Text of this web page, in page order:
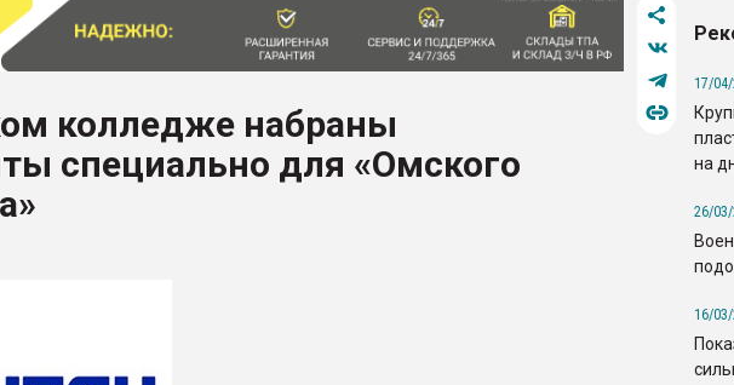
выходит на
рынке
ПЭТ
колледже набраны
специально для «Омского
17/
на
26/
16/